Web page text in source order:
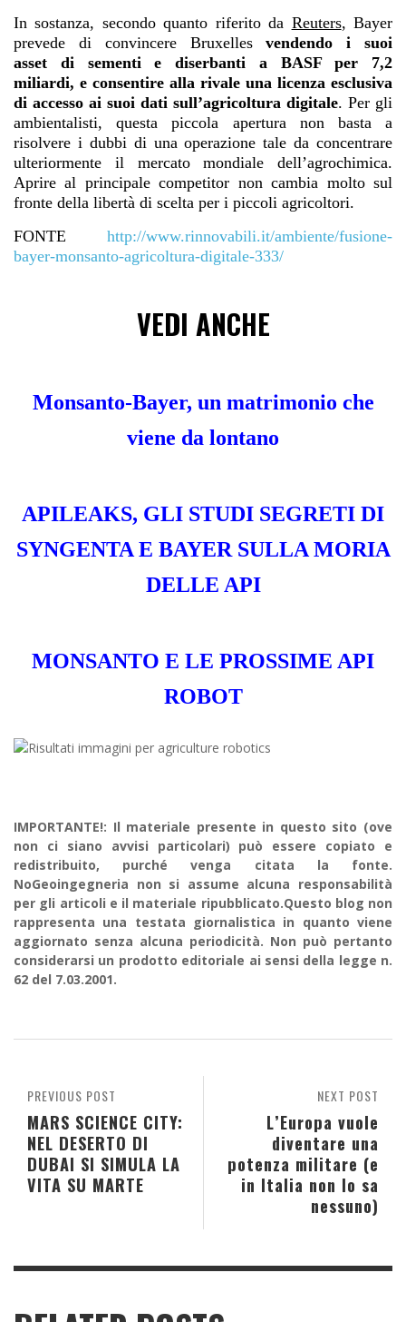
In sostanza, secondo quanto riferito da Reuters, Bayer
prevede di convincere Bruxellesvendendo i suoi
asset di sementi e diserbanti a BASF per 7,2
miliardi, e consentire alla rivale una licenza esclusiva
di accesso ai suoi dati sull’agricoltura digitale. Per gli
ambientalisti, questa piccola apertura non basta a
risolvere i dubbi di una operazione tale da concentrare
ulteriormente il mercato mondiale dell’agrochimica.
Aprire al principale competitor non cambia molto sul
fronte della libertà di scelta per i piccoli agricoltori.
FONTE http://www.rinnovabili.it/ambiente/fusione-
bayer-monsanto-agricoltura-digitale-333/
VEDI ANCHE
Monsanto-Bayer, un matrimonio che
viene da lontano
APILEAKS, GLI STUDI SEGRETI DI
SYNGENTA E BAYER SULLA MORIA
DELLE API
MONSANTO E LE PROSSIME API
ROBOT
IMPORTANTE!: Il materiale presente in questo sito (ove
non ci siano avvisi particolari) può essere copiato e
redistribuito, purché venga citata la fonte.
NoGeoingegneria non si assume alcuna responsabilità
per gli articoli e il materiale ripubblicato.Questo blog non
rappresenta una testata giornalistica in quanto viene
aggiornato senza alcuna periodicità. Non può pertanto
considerarsi un prodotto editoriale ai sensi della legge n.
62 del 7.03.2001.
NEXT POST
L’Europa vuole
diventare una
potenza militare (e
in Italia non lo sa
nessuno)
PREVIOUS POST
MARS SCIENCE CITY:
NEL DESERTO DI
DUBAI SI SIMULA LA
VITA SU MARTE